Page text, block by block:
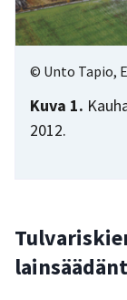
Kuva 1.
2012.
© Unto Tapio,